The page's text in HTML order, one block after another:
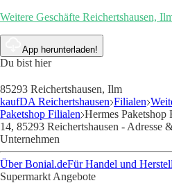
Weitere Geschäfte Reichertshausen,
App herunterladen!
Du bist hier
85293 Reichertshausen, Ilm
kaufDA Reichertshausen Filialen
Paketshop Filialen Hermes Paketshop
14, 85293 Reichertshausen - Adresse
Unternehmen
Über Bonial.deFür Handel und
Supermarkt Angebote